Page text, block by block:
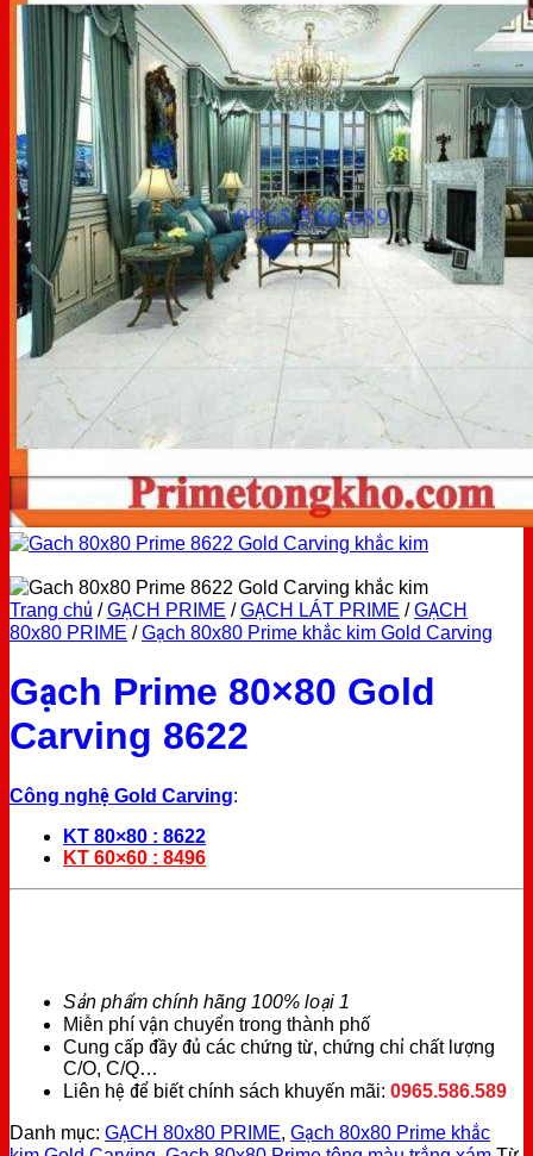
Trang chủ / GẠCH PRIME / GẠCH LÁT PRIME / GẠCH
80x80 PRIME / Gạch 80x80 Prime khắc kim Gold Carving
Gạch Prime 80×80 Gold
Carving 8622
Công nghệ Gold Carving:
KT 80×80 : 8622
KT 60×60 : 8496
Sản phẩm chính hãng 100% loại 1
Miễn phí vận chuyển trong thành phố
Cung cấp đầy đủ các chứng từ, chứng chỉ chất lượng
C/O, C/Q…
Liên hệ để biết chính sách khuyến mãi: 0965.586.589
Danh mục: GẠCH 80x80 PRIME, Gạch 80x80 Prime khắc